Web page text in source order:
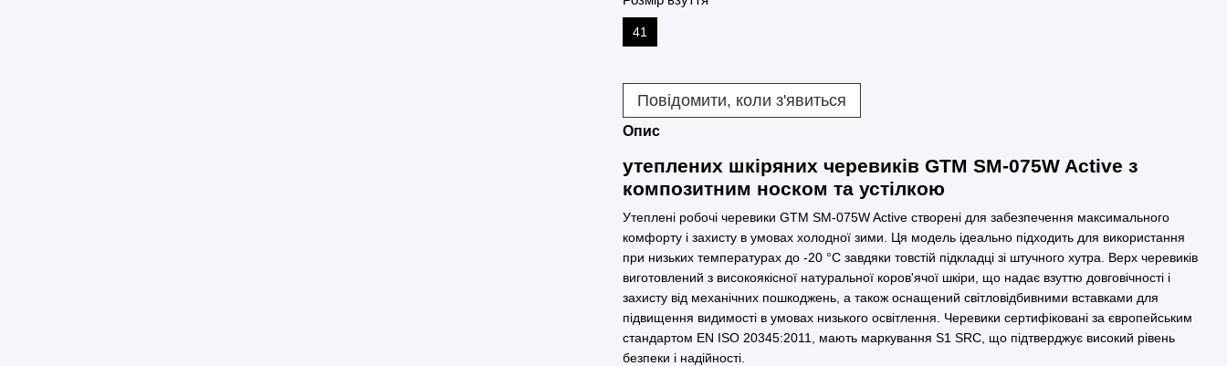
41
Повідомити, коли з'явиться
Опис
утеплених шкіряних черевиків GTM SM-075W Active з
композитним носком та устілкою
Утеплені робочі черевики GTM SM-075W Active створені для забезпечення максимального
комфорту і захисту в умовах холодної зими. Ця модель ідеально підходить для використання
при низьких температурах до -20 °С завдяки товстій підкладці зі штучного хутра. Верх черевиків
виготовлений з високоякісної натуральної коров'ячої шкіри, що надає взуттю довговічності і
захисту від механічних пошкоджень, а також оснащений світловідбивними вставками для
підвищення видимості в умовах низького освітлення. Черевики сертифіковані за європейським
стандартом EN ISO 20345:2011, мають маркування S1 SRC, що підтверджує високий рівень
безпеки і надійності.